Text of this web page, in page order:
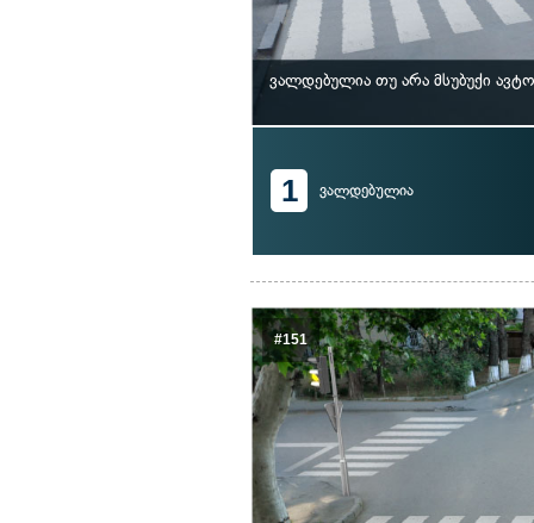
ვალდებულია თუ არა მსუბუქი
1 ვალდებულია
#151